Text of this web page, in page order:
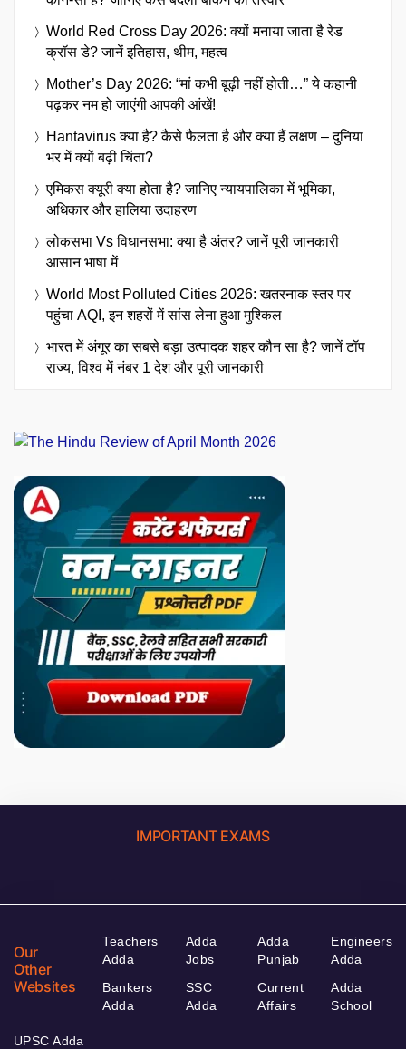
World Red Cross Day 2026: क्यों मनाया जाता है रेड
क्रॉस डे? जानें इतिहास, थीम, महत्व
Mother’s Day 2026: “मां कभी बूढ़ी नहीं होती…” ये कहानी
पढ़कर नम हो जाएंगी आपकी आंखें!
Hantavirus क्या है? कैसे फैलता है और क्या हैं लक्षण – दुनिया
भर में क्यों बढ़ी चिंता?
एमिकस क्यूरी क्या होता है? जानिए न्यायपालिका में भूमिका,
अधिकार और हालिया उदाहरण
लोकसभा Vs विधानसभा: क्या है अंतर? जानें पूरी जानकारी
आसान भाषा में
World Most Polluted Cities 2026: खतरनाक स्तर पर
पहुंचा AQI, इन शहरों में सांस लेना हुआ मुश्किल
भारत में अंगूर का सबसे बड़ा उत्पादक शहर कौन सा है? जानें टॉप
राज्य, विश्व में नंबर 1 देश और पूरी जानकारी
IMPORTANT EXAMS
Our
Other
Websites
Teachers
Adda
Bankers
Adda
Adda
Jobs
SSC
Adda
Adda
Punjab
Current
Affairs
Engineers
Adda
Adda
School
UPSC Adda